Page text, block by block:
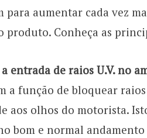
para aumentar cada vez
produto. Conheça as
entrada de raios U.V. no
a função de bloquear
aos olhos do motorista.
bom e normal